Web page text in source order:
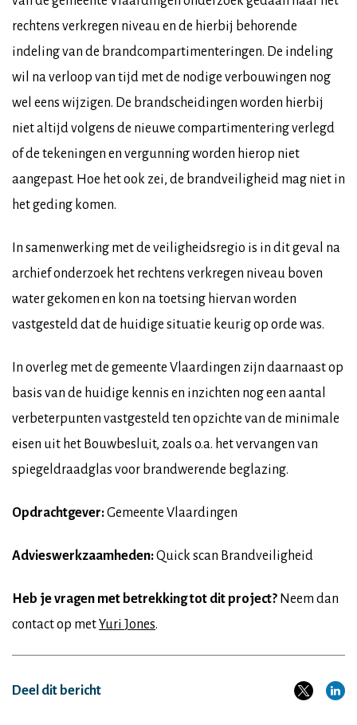
rechtens verkregen niveau en de hierbij behorende
indeling van de brandcompartimenteringen. De indeling
wil na verloop van tijd met de nodige verbouwingen nog
wel eens wijzigen. De brandscheidingen worden hierbij
niet altijd volgens de nieuwe compartimentering verlegd
of de tekeningen en vergunning worden hierop niet
aangepast. Hoe het ook zei, de brandveiligheid mag niet in
het geding komen.
In samenwerking met de veiligheidsregio is in dit geval na
archief onderzoek het rechtens verkregen niveau boven
water gekomen en kon na toetsing hiervan worden
vastgesteld dat de huidige situatie keurig op orde was.
In overleg met de gemeente Vlaardingen zijn daarnaast op
basis van de huidige kennis en inzichten nog een aantal
verbeterpunten vastgesteld ten opzichte van de minimale
eisen uit het Bouwbesluit, zoals o.a. het vervangen van
spiegeldraadglas voor brandwerende beglazing.
Opdrachtgever:Gemeente Vlaardingen
Advieswerkzaamheden:Quick scan Brandveiligheid
Heb je vragen met betrekking tot dit project? Neem dan
contact op metYuri Jones.
Deel dit bericht